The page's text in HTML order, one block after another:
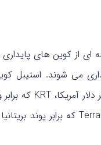
ای از کوین های